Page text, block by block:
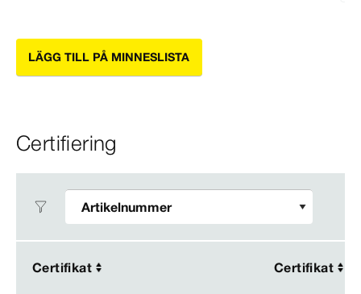
LÄGG TILL PÅ MINNESLISTA
Certifiering
Certifikat Certifikat
Certifikat Certifikat